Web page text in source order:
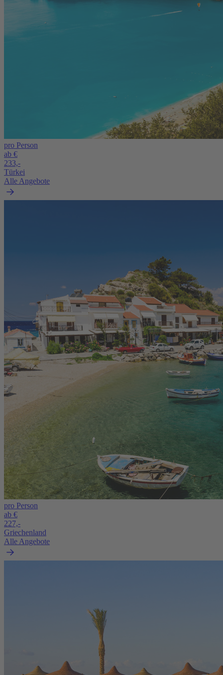
pro Person
ab €
233,-
Türkei
Alle Angebote
pro Person
ab €
227,-
Griechenland
Alle Angebote